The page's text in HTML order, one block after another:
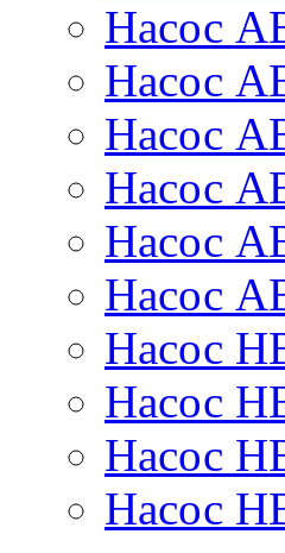
Насос
Насос
Насос
Насос
Насос
Насос
Насос
Насос
Насос
Насос